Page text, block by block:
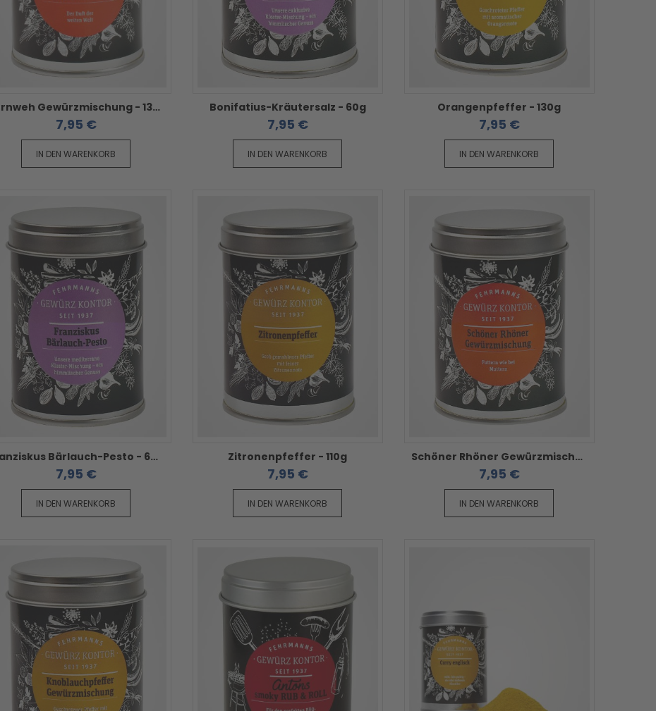
Fernweh Gewürzmischung - 130g
7,95 €
IN DEN WARENKORB
Bonifatius-Kräutersalz - 60g
7,95 €
IN DEN WARENKORB
Orangenpfeffer - 130g
7,95 €
IN DEN WARENKORB
Franziskus Bärlauch-Pesto - 60g
7,95 €
IN DEN WARENKORB
Zitronenpfeffer - 110g
7,95 €
IN DEN WARENKORB
Schöner Rhöner Gewürzmischung - 90g
7,95 €
IN DEN WARENKORB